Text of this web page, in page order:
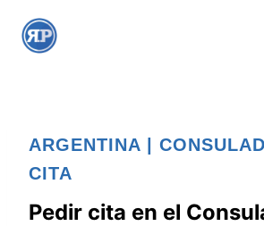
ARGENTINA
CITA
Pedir cita en el